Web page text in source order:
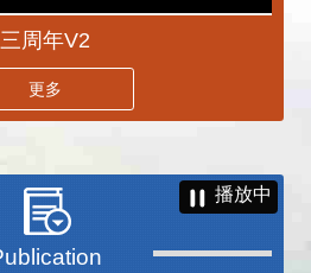
三周年V2
更多
播放中